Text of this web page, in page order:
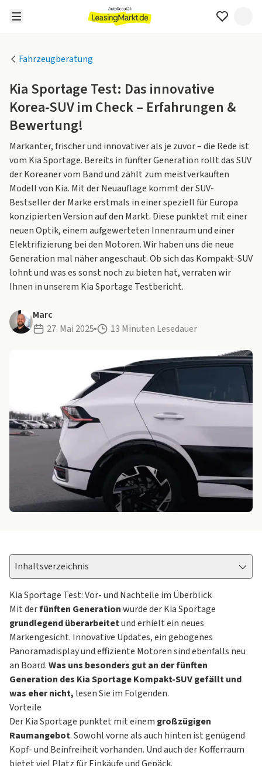
Fahrzeugberatung
Kia Sportage Test: Das innovative
Korea-SUV im Check – Erfahrungen &
Bewertung!
Markanter, frischer und innovativer als je zuvor – die Rede ist
vom Kia Sportage. Bereits in fünfter Generation rollt das SUV
der Koreaner vom Band und zählt zum meistverkauften
Modell von Kia. Mit der Neuauflage kommt der SUV-
Bestseller der Marke erstmals in einer speziell für Europa
konzipierten Version auf den Markt. Diese punktet mit einer
neuen Optik, einem aufgewerteten Innenraum und einer
Elektrifizierung bei den Motoren. Wir haben uns die neue
Generation mal näher angeschaut. Ob sich das Kompakt-SUV
lohnt und was es sonst noch zu bieten hat, verraten wir
Ihnen in unserem Kia Sportage Testbericht.
Marc
27. Mai 2025
13 Minuten Lesedauer
Inhaltsverzeichnis
Kia Sportage Test: Vor- und Nachteile im Überblick
Mit derfünften Generationwurde der Kia Sportage
grundlegend überarbeitetund erhielt ein neues
Markengesicht. Innovative Updates, ein gebogenes
Panoramadisplay und effiziente Motoren sind ebenfalls neu
an Board.Was uns besonders gut an der fünften
Generation des Kia Sportage Kompakt-SUV gefällt und
was eher nicht, lesen Sie im Folgenden.
Vorteile
Der Kia Sportage punktet mit einem großzügigen
Raumangebot. Sowohl vorne als auch hinten ist genügend
Kopf- und Beinfreiheit vorhanden. Und auch der Kofferraum